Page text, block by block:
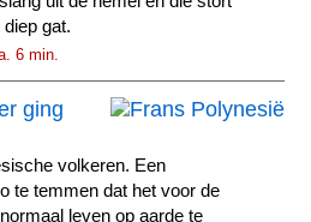
gat.
6 min.
ging
volkeren. Een
te temmen dat het voor de
leven op aarde te